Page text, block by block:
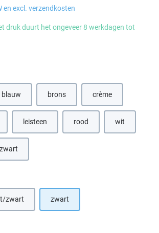
en excl. verzendkosten
druk duurt het ongeveer 8 werkdagen tot
blauw(Deze optie is momenteel niet beschikbaar.)
brons
(Deze optie is momenteel niet
crème(Deze optie is
leisteen rood wit(Deze optie is
zwart
niet beschikbaar.)
zwart
(Deze optie is momenteel niet beschikbaar.)
zwart